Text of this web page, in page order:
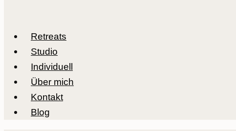
Retreats
Studio
Individuell
Über mich
Kontakt
Blog